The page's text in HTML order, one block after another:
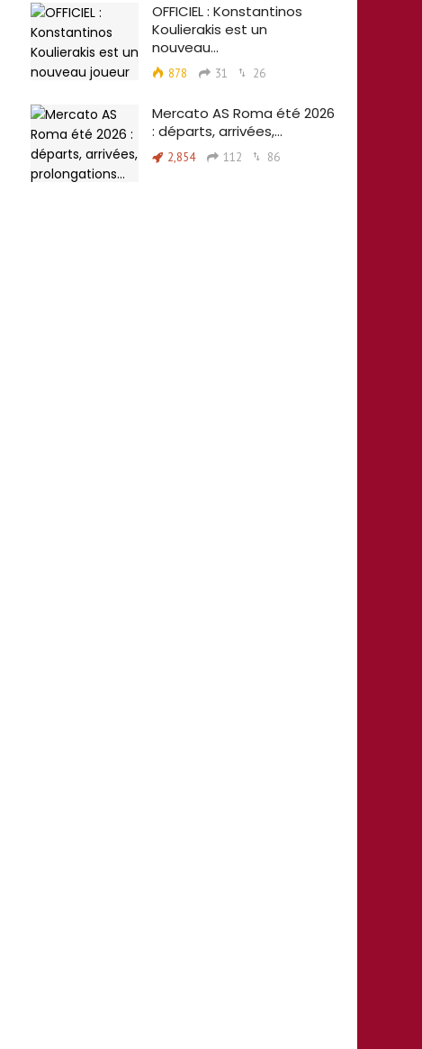
OFFICIEL : Konstantinos
Koulierakis est un
nouveau…
878 31 26
Mercato AS Roma été 2026
: départs, arrivées,…
2,854 112 86